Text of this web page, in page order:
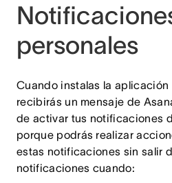
personales
Cuando instalas la aplicación
recibirás un mensaje de
de activar tus notificaciones
porque podrás realizar
estas notificaciones sin salir
notificaciones cuando: